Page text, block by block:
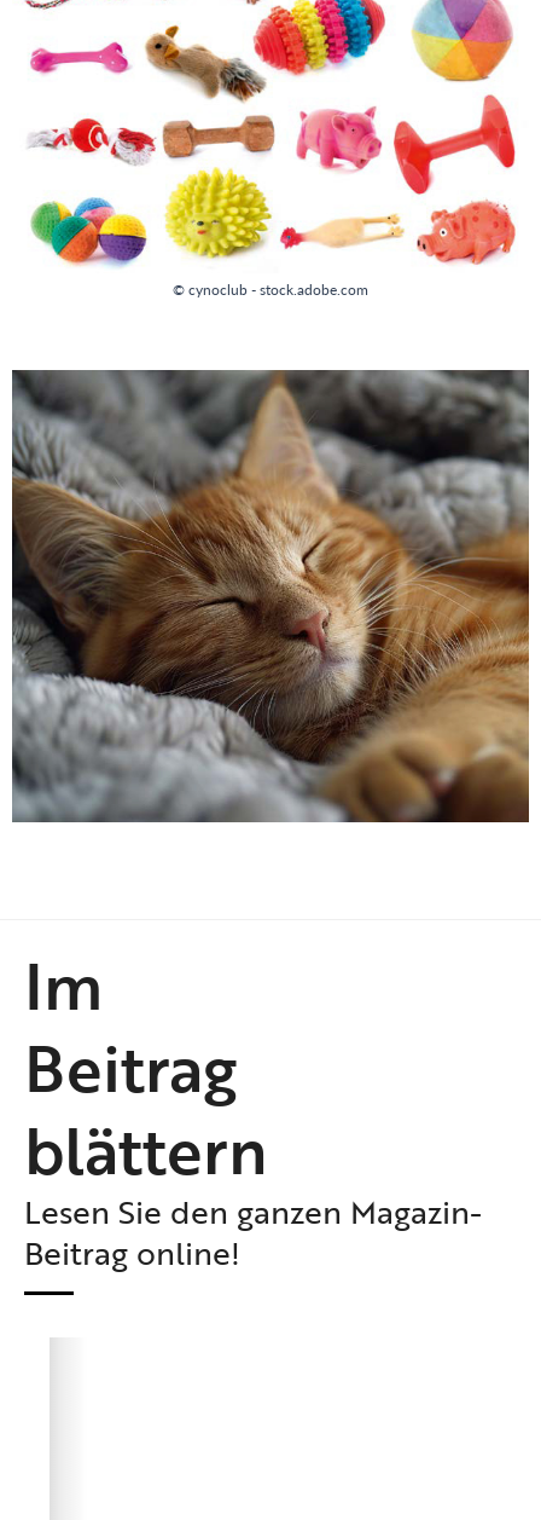
© cynoclub - stock.adobe.com
Im
Beitrag
blättern
Lesen Sie den ganzen Magazin-
Beitrag online!